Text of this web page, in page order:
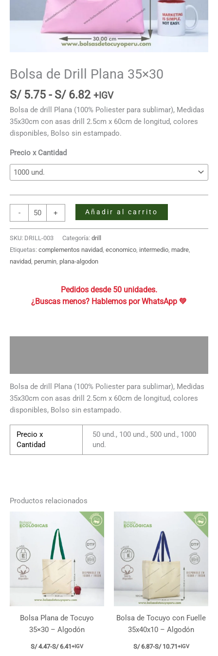
Bolsa de Drill Plana 35×30
S/5.75 - S/6.82Rango
de
precios:
desde
S/ 5.75
S/ 6.82
+IGV
Bolsa de drill Plana (100% Poliester para sublimar), Medidas
35x30cm con asas drill 2.5cm x 60cm de longitud, colores
disponibles, Bolso sin estampado.
Precio x Cantidad
-
de
35x30
cantidad
+ Añadir al carrito
SKU: DRILL-003 Categoría: drill
Etiquetas: complementos navidad economico intermedio madre
navidad perumin plana-algodon
Pedidos desde 50 unidades.
Bolsa de drill Plana (100% Poliester para sublimar), Medidas
35x30cm con asas drill 2.5cm x 60cm de longitud, colores
disponibles, Bolso sin estampado.
Precio x
Cantidad
50 und., 100 und., 500 und., 1000
und.
Productos relacionados
Bolsa Plana de Tocuyo
35×30 – Algodón
S/4.47-S/6.41
Rango+IGV
Bolsa de Tocuyo con Fuelle
35x40x10 – Algodón
S/6.87-S/10.71
Rango+IGV